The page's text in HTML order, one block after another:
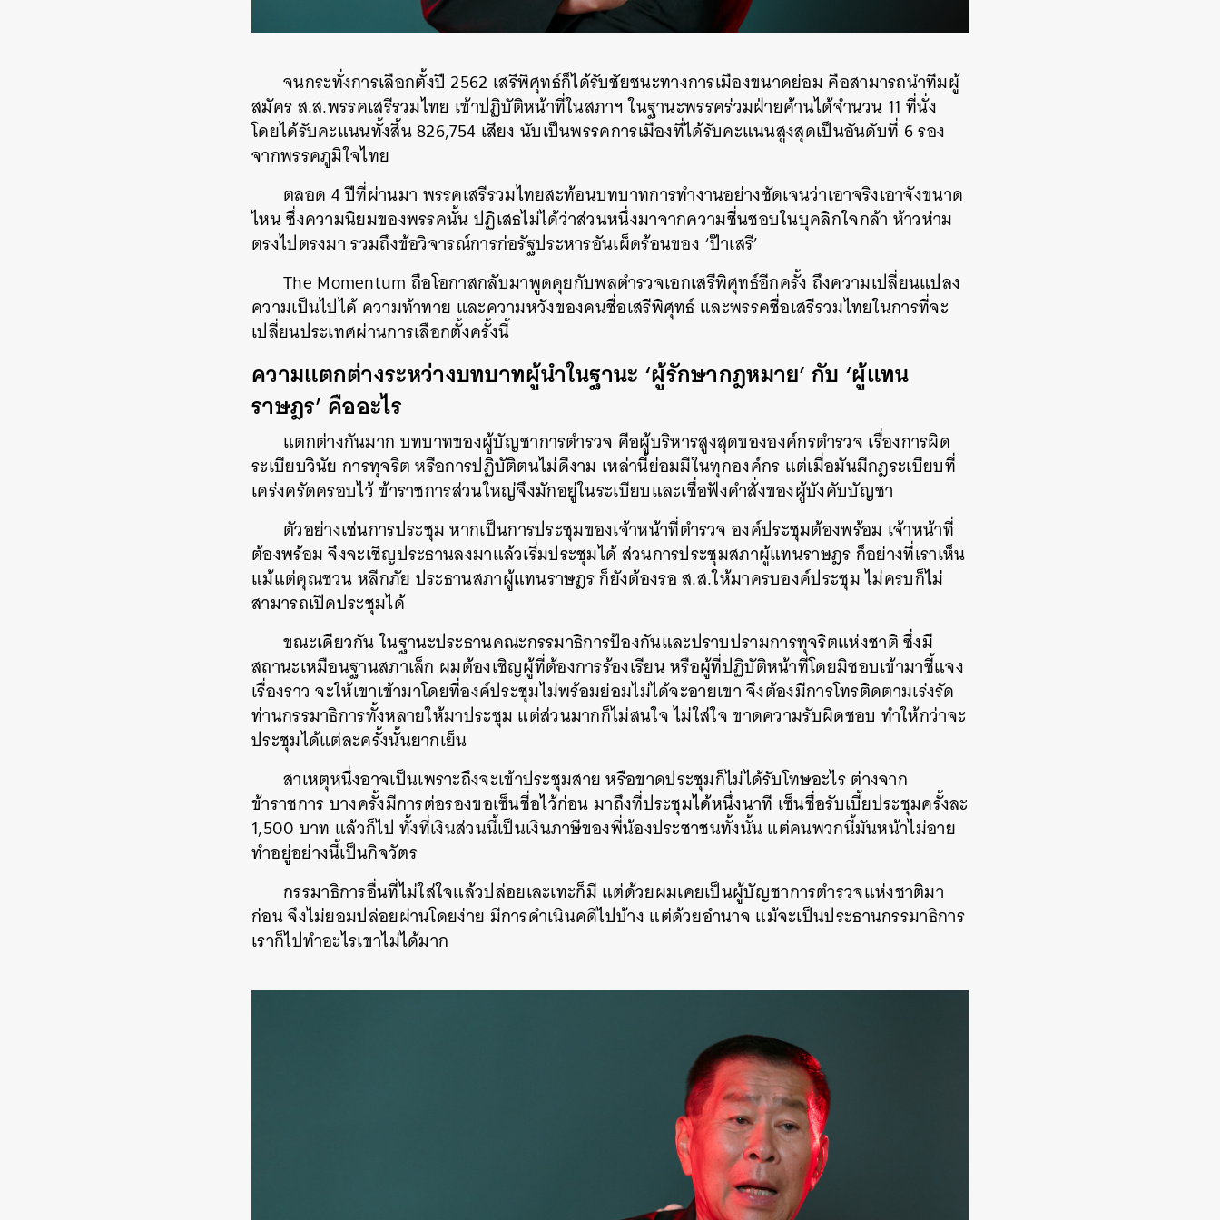
จนกระทั่งการเลือกตั้งปี 2562 เสรีพิศุทธ์ก็ได้รับชัยชนะทางการเมืองขนาดย่อม คือสามารถนำทีมผู้
สมัคร ส.ส.พรรคเสรีรวมไทย เข้าปฏิบัติหน้าที่ในสภาฯ ในฐานะพรรคร่วมฝ่ายค้านได้จำนวน 11 ที่นั่ง
โดยได้รับคะแนนทั้งสิ้น 826,754 เสียง นับเป็นพรรคการเมืองที่ได้รับคะแนนสูงสุดเป็นอันดับที่ 6 รอง
จากพรรคภูมิใจไทย
ตลอด 4 ปีที่ผ่านมา พรรคเสรีรวมไทยสะท้อนบทบาทการทำงานอย่างชัดเจนว่าเอาจริงเอาจังขนาด
ไหน ซึ่งความนิยมของพรรคนั้น ปฏิเสธไม่ได้ว่าส่วนหนึ่งมาจากความชื่นชอบในบุคลิกใจกล้า ห้าวห่าม
ตรงไปตรงมา รวมถึงข้อวิจารณ์การก่อรัฐประหารอันเผ็ดร้อนของ ‘ป๊าเสรี’
The Momentum ถือโอกาสกลับมาพูดคุยกับพลตำรวจเอกเสรีพิศุทธ์อีกครั้ง ถึงความเปลี่ยนแปลง
ความเป็นไปได้ ความท้าทาย และความหวังของคนชื่อเสรีพิศุทธ์ และพรรคชื่อเสรีรวมไทยในการที่จะ
เปลี่ยนประเทศผ่านการเลือกตั้งครั้งนี้
ความแตกต่างระหว่างบทบาทผู้นำในฐานะ ‘ผู้รักษากฎหมาย’ กับ ‘ผู้แทน
ราษฎร’ คืออะไร
แตกต่างกันมาก บทบาทของผู้บัญชาการตำรวจ คือผู้บริหารสูงสุดขององค์กรตำรวจ เรื่องการผิด
ระเบียบวินัย การทุจริต หรือการปฏิบัติตนไม่ดีงาม เหล่านี้ย่อมมีในทุกองค์กร แต่เมื่อมันมีกฎระเบียบที่
เคร่งครัดครอบไว้ ข้าราชการส่วนใหญ่จึงมักอยู่ในระเบียบและเชื่อฟังคำสั่งของผู้บังคับบัญชา
ตัวอย่างเช่นการประชุม หากเป็นการประชุมของเจ้าหน้าที่ตำรวจ องค์ประชุมต้องพร้อม เจ้าหน้าที่
ต้องพร้อม จึงจะเชิญประธานลงมาแล้วเริ่มประชุมได้ ส่วนการประชุมสภาผู้แทนราษฎร ก็อย่างที่เราเห็น
แม้แต่คุณชวน หลีกภัย ประธานสภาผู้แทนราษฎร ก็ยังต้องรอ ส.ส.ให้มาครบองค์ประชุม ไม่ครบก็ไม่
สามารถเปิดประชุมได้
ขณะเดียวกัน ในฐานะประธานคณะกรรมาธิการป้องกันและปราบปรามการทุจริตแห่งชาติ ซึ่งมี
สถานะเหมือนฐานสภาเล็ก ผมต้องเชิญผู้ที่ต้องการร้องเรียน หรือผู้ที่ปฏิบัติหน้าที่โดยมิชอบเข้ามาชี้แจง
เรื่องราว จะให้เขาเข้ามาโดยที่องค์ประชุมไม่พร้อมย่อมไม่ได้จะอายเขา จึงต้องมีการโทรติดตามเร่งรัด
ท่านกรรมาธิการทั้งหลายให้มาประชุม แต่ส่วนมากก็ไม่สนใจ ไม่ใส่ใจ ขาดความรับผิดชอบ ทำให้กว่าจะ
ประชุมได้แต่ละครั้งนั้นยากเย็น
สาเหตุหนึ่งอาจเป็นเพราะถึงจะเข้าประชุมสาย หรือขาดประชุมก็ไม่ได้รับโทษอะไร ต่างจาก
ข้าราชการ บางครั้งมีการต่อรองขอเซ็นชื่อไว้ก่อน มาถึงที่ประชุมได้หนึ่งนาที เซ็นชื่อรับเบี้ยประชุมครั้งละ
1,500 บาท แล้วก็ไป ทั้งที่เงินส่วนนี้เป็นเงินภาษีของพี่น้องประชาชนทั้งนั้น แต่คนพวกนี้มันหน้าไม่อาย
ทำอยู่อย่างนี้เป็นกิจวัตร
กรรมาธิการอื่นที่ไม่ใส่ใจแล้วปล่อยเละเทะก็มี แต่ด้วยผมเคยเป็นผู้บัญชาการตำรวจแห่งชาติมา
ก่อน จึงไม่ยอมปล่อยผ่านโดยง่าย มีการดำเนินคดีไปบ้าง แต่ด้วยอำนาจ แม้จะเป็นประธานกรรมาธิการ
เราก็ไปทำอะไรเขาไม่ได้มาก
SHARE TWEET LINE EMAIL